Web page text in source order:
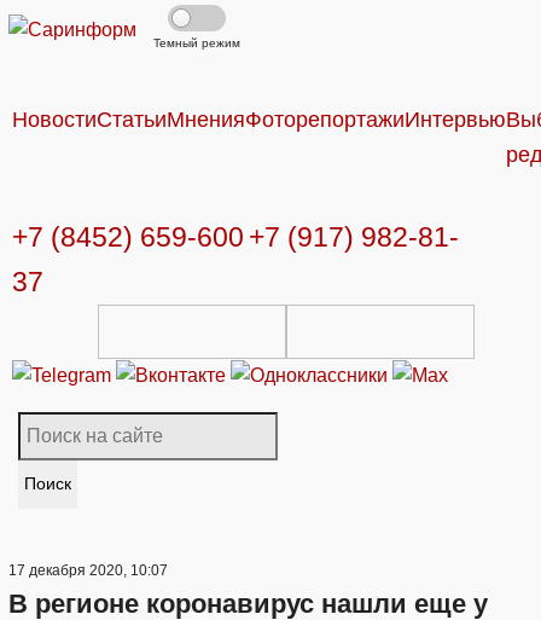
Темный режим
НовостиСтатьиМненияФоторепортажиИнтервью
+7 (8452) 659-600 +7 (917) 982-81-
37
Поиск
17 декабря 2020, 10:07
В регионе коронавирус нашли еще у